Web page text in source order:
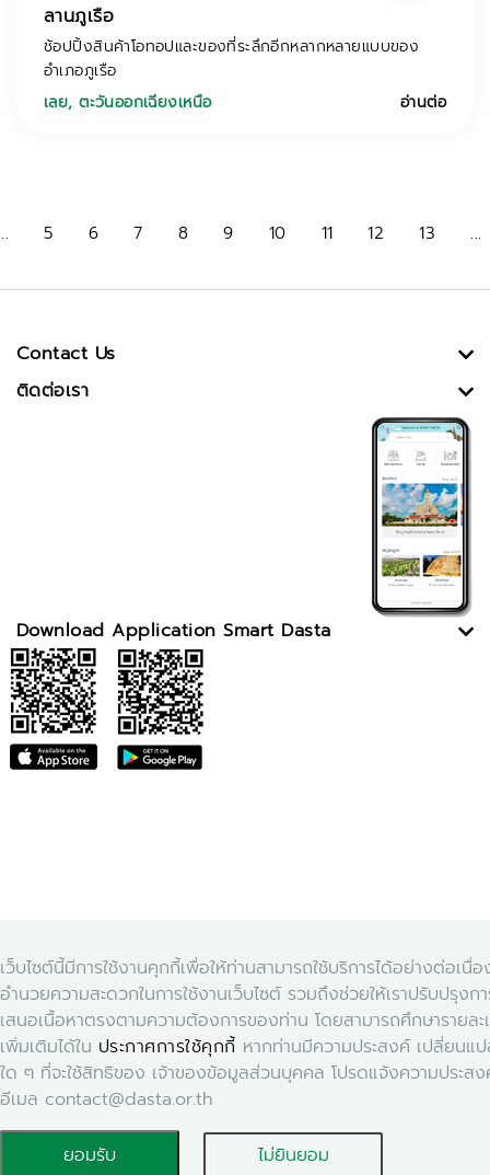
ลานภูเรือ
ช้อปปิ้งสินค้าโอทอปและของที่ระลึกอีกหลากหลายแบบของ
อำเภอภูเรือ
เลย,ตะวันออกเฉียงเหนือ อ่านต่อ
5 6 7 8 9 10 11 12 13 ...
เว็บไซต์นี้มีการใช้งานคุกกี้เพื่อให้ท่านสามารถใช้บริการได้อย่างต่อเนื่อ
อำนวยความสะดวกในการใช้งานเว็บไซต์ รวมถึงช่วยให้เราปรับปรุงก
เสนอเนื้อหาตรงตามความต้องการของท่าน โดยสามารถศึกษารายละ
เพิ่มเติมได้ใน ประกาศการใช้คุกกี้ หากท่านมีความประสงค์ เปลี่ยนแ
ใด ๆ ที่จะใช้สิทธิของ เจ้าของข้อมูลส่วนบุคคล โปรดแจ้งความประส
อีเมล contact@dasta.or.th
ยอมรับ ไม่ยินยอม
Contact Us
ติดต่อเรา
Download Application Smart Dasta